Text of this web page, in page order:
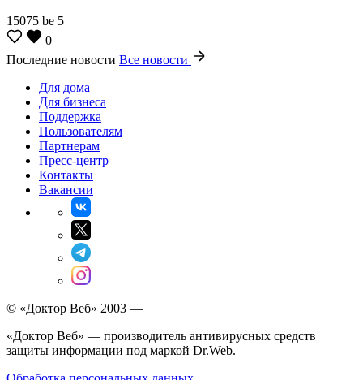
15075 be 5
0
Последние новости Все новости
Для дома
Для бизнеса
Поддержка
Пользователям
Партнерам
Пресс-центр
Контакты
Вакансии
© «Доктор Веб» 2003 —
«Доктор Веб» — производитель антивирусных средств
защиты информации под маркой Dr.Web.